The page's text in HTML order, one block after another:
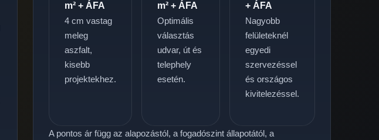
m² + ÁFA
4 cm vastag
meleg
aszfalt,
kisebb
projektekhez.
m² + ÁFA
Optimális
választás
udvar, út és
telephely
esetén.
+ ÁFA
Nagyobb
felületeknél
egyedi
szervezéssel
és országos
kivitelezéssel.
A pontos ár függ az alapozástól, a fogadószint állapotától, a